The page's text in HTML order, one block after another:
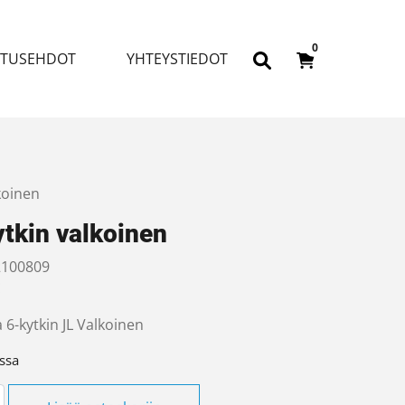
YHTEYSTIEDOT
0
valkoinen
6-kytkin JL Valkoinen